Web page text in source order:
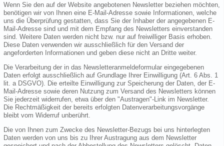
Wenn Sie den auf der Website angebotenen Newsletter beziehen möchten,
benötigen wir von Ihnen eine E-Mail-Adresse sowie Informationen, welche
uns die Überprüfung gestatten, dass Sie der Inhaber der angegebenen E-
Mail-Adresse sind und mit dem Empfang des Newsletters einverstanden
sind. Weitere Daten werden nicht bzw. nur auf freiwilliger Basis erhoben.
Diese Daten verwenden wir ausschließlich für den Versand der
angeforderten Informationen und geben diese nicht an Dritte weiter.
Die Verarbeitung der in das Newsletteranmeldeformular eingegebenen
Daten erfolgt ausschließlich auf Grundlage Ihrer Einwilligung (Art. 6 Abs. 1
lit. a DSGVO). Die erteilte Einwilligung zur Speicherung der Daten, der E-
Mail-Adresse sowie deren Nutzung zum Versand des Newsletters können
Sie jederzeit widerrufen, etwa über den "Austragen"-Link im Newsletter.
Die Rechtmäßigkeit der bereits erfolgten Datenverarbeitungsvorgänge
bleibt vom Widerruf unberührt.
Die von Ihnen zum Zwecke des Newsletter-Bezugs bei uns hinterlegten
Daten werden von uns bis zu Ihrer Austragung aus dem Newsletter